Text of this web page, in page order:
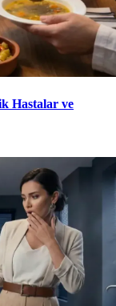
Hastalar ve